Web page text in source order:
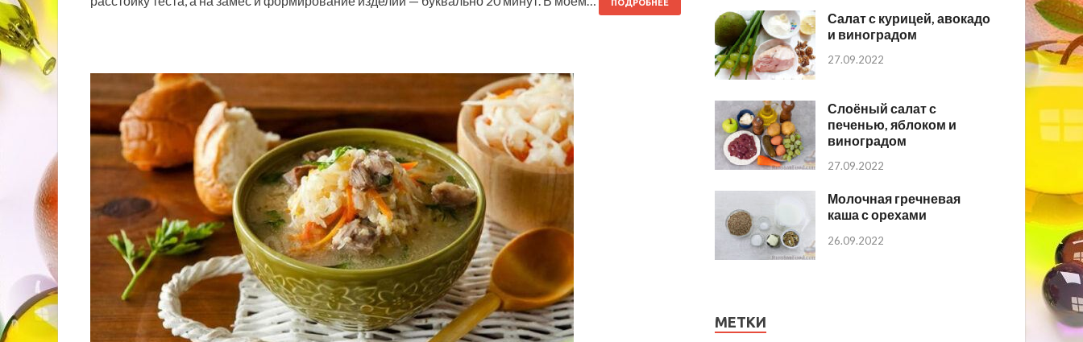
ПОДРОБНЕЕ
Салат с курицей, авокадо
и виноградом
27.09.2022
Слоёный салат с
печенью, яблоком и
виноградом
27.09.2022
Молочная гречневая
каша с орехами
26.09.2022
МЕТКИ